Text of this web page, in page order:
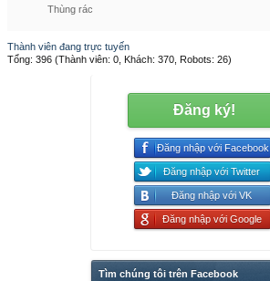
Thùng rác
Thành viên đang trực tuyến
Tổng: 396 (Thành viên: 0, Khách: 370, Robots: 26)
Đăng ký!
Đăng nhập với Facebook
Đăng nhập với Twitter
Đăng nhập với VK
Đăng nhập với Google
Tìm chúng tôi trên Facebook